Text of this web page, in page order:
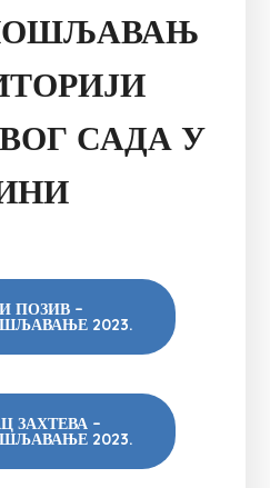
САДА У
ПОЗИВ –
2023.
ЗАХТЕВА –
2023.